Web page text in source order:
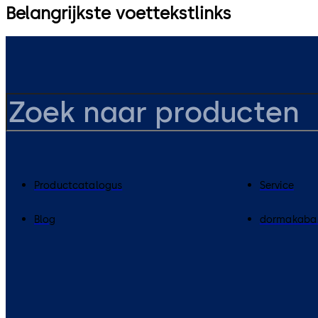
Belangrijkste voettekstlinks
Productcatalogus Service
Blog